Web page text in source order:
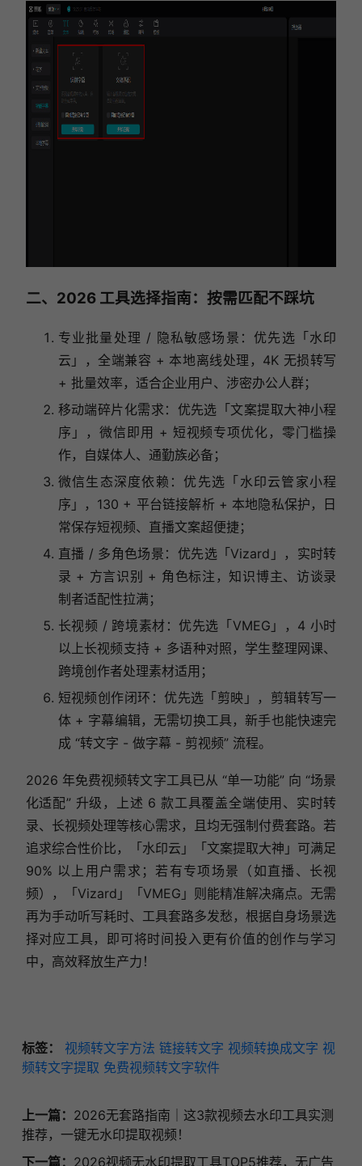
二、2026 工具选择指南：按需匹配不踩坑
专业批量处理 / 隐私敏感场景：优先选「水印
云」，全端兼容 + 本地离线处理，4K 无损转写
+ 批量效率，适合企业用户、涉密办公人群；
移动端碎片化需求：优先选「文案提取大神小程
序」，微信即用 + 短视频专项优化，零门槛操
作，自媒体人、通勤族必备；
微信生态深度依赖：优先选「水印云管家小程
序」，130 + 平台链接解析 + 本地隐私保护，日
常保存短视频、直播文案超便捷；
直播 / 多角色场景：优先选「Vizard」，实时转
录 + 方言识别 + 角色标注，知识博主、访谈录
制者适配性拉满；
长视频 / 跨境素材：优先选「VMEG」，4 小时
以上长视频支持 + 多语种对照，学生整理网课、
跨境创作者处理素材适用；
短视频创作闭环：优先选「剪映」，剪辑转写一
体 + 字幕编辑，无需切换工具，新手也能快速完
成 “转文字 - 做字幕 - 剪视频” 流程。
2026 年免费视频转文字工具已从 “单一功能” 向 “场景
化适配” 升级，上述 6 款工具覆盖全端使用、实时转
录、长视频处理等核心需求，且均无强制付费套路。若
追求综合性价比，「水印云」「文案提取大神」可满足
90% 以上用户需求；若有专项场景（如直播、长视
频），「Vizard」「VMEG」则能精准解决痛点。无需
再为手动听写耗时、工具套路多发愁，根据自身场景选
择对应工具，即可将时间投入更有价值的创作与学习
中，高效释放生产力！
标签： 视频转文字方法 链接转文字 视频转换成文字 视
频转文字提取 免费视频转文字软件
上一篇： 2026无套路指南｜这3款视频去水印工具实测
推荐，一键无水印提取视频！
下一篇： 2026视频无水印提取工具TOP5推荐，无广告